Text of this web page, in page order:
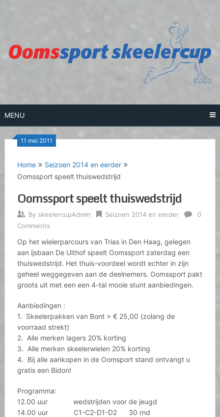
MENU
11 mei 2011
Home
Seizoen 2014 en eerder
Oomssport speelt thuiswedstrijd
Oomssport speelt thuiswedstrijd
By skeelercupAdmin Seizoen 2014 en eerder
0
Comments
Op het wielerparcours van Trias in Den Haag, gelegen
aan ijsbaan De Uithof speelt Oomssport zaterdag een
thuiswedstrijd. Het thuis-voordeel wordt echter in zijn
geheel weggegeven aan de deelnemers. Oomssport pakt
groots uit met een een 4-tal mooie stunt aanbiedingen.
Aanbiedingen :
1. Skeelerpakken van Bont > € 25,00 (zolang de
voorraad strekt)
2. Alle merken lagers 20% korting
3. Alle merken skeelerwielen 20% korting
4. Bij alle aankopen in de Oomsport stand ontvangt u
gratis een Bidon!
Programma:
12.00 uur wedstrijden voor de jeugd
14.00 uur C1-C2-D1-D2 30 rnd